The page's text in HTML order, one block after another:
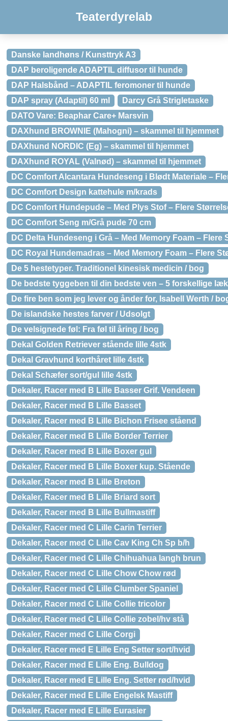
Teaterdyrelab
Danske landhøns / Kunsttryk A3
DAP beroligende ADAPTIL diffusor til hunde
DAP Halsbånd – ADAPTIL feromoner til hunde
DAP spray (Adaptil) 60 ml
Darcy Grå Strigletaske
DATO Vare: Beaphar Care+ Marsvin
DAXhund BROWNIE (Mahogni) – skammel til hjemmet
DAXhund NORDIC (Eg) – skammel til hjemmet
DAXhund ROYAL (Valnød) – skammel til hjemmet
DC Comfort Alcantara Hundeseng i Blødt Materiale –
DC Comfort Design kattehule m/krads
DC Comfort Hundepude – Med Plys Stof – Flere
DC Comfort Seng m/Grå pude 70 cm
DC Delta Hundeseng i Grå – Med Memory Foam – Flere
DC Royal Hundemadras – Med Memory Foam – Flere
De 5 hestetyper. Traditionel kinesisk medicin / bog
De bedste tyggeben til din bedste ven – 5 forskellige
De fire ben som jeg lever og ånder for, Isabell Werth /
De islandske hestes farver / Udsolgt
De velsignede føl: Fra føl til åring / bog
Dekal Golden Retriever stående lille 4stk
Dekal Gravhund korthåret lille 4stk
Dekal Schæfer sort/gul lille 4stk
Dekaler, Racer med B Lille Basser Grif. Vendeen
Dekaler, Racer med B Lille Basset
Dekaler, Racer med B Lille Bichon Frisee ståend
Dekaler, Racer med B Lille Border Terrier
Dekaler, Racer med B Lille Boxer gul
Dekaler, Racer med B Lille Boxer kup. Stående
Dekaler, Racer med B Lille Breton
Dekaler, Racer med B Lille Briard sort
Dekaler, Racer med B Lille Bullmastiff
Dekaler, Racer med C Lille Carin Terrier
Dekaler, Racer med C Lille Cav King Ch Sp b/h
Dekaler, Racer med C Lille Chihuahua langh brun
Dekaler, Racer med C Lille Chow Chow rød
Dekaler, Racer med C Lille Clumber Spaniel
Dekaler, Racer med C Lille Collie tricolor
Dekaler, Racer med C Lille Collie zobel/hv stå
Dekaler, Racer med C Lille Corgi
Dekaler, Racer med E Lille Eng Setter sort/hvid
Dekaler, Racer med E Lille Eng. Bulldog
Dekaler, Racer med E Lille Eng. Setter rød/hvid
Dekaler, Racer med E Lille Engelsk Mastiff
Dekaler, Racer med E Lille Eurasier